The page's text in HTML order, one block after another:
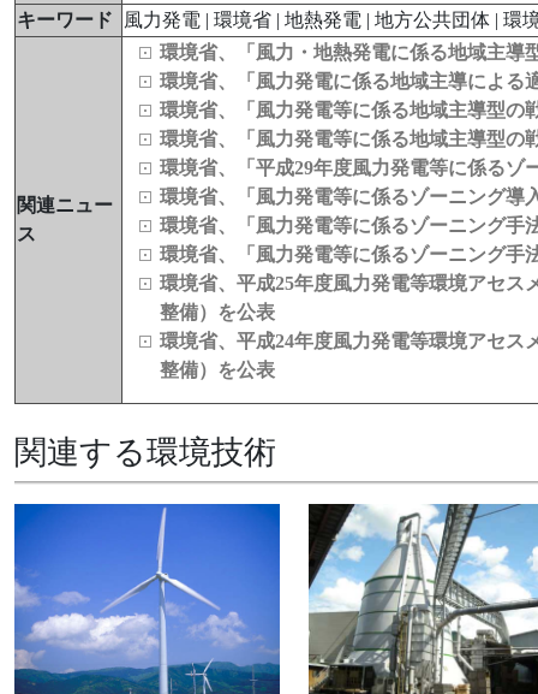
キーワード
風力発電 | 環境省 | 地熱発電 | 地方公共団体 | 環
関連ニュー
ス
環境省、「風力・地熱発電に係る地域主導
環境省、「風力発電に係る地域主導による
環境省、「風力発電等に係る地域主導型の
環境省、「風力発電等に係る地域主導型の
環境省、「平成29年度風力発電等に係る
環境省、「風力発電等に係るゾーニング導
環境省、「風力発電等に係るゾーニング手
環境省、「風力発電等に係るゾーニング手
環境省、平成25年度風力発電等環境アセ
整備）を公表
環境省、平成24年度風力発電等環境アセ
整備）を公表
関連する環境技術